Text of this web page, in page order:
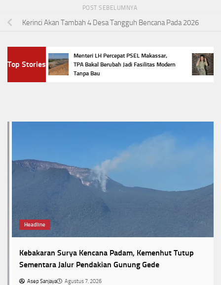
POST SEBELUMNYA
Kerinci Akan Tambah 4 Desa Tangguh Bencana Pada 2026
Top Stories
Menteri LH Percepat PSEL Makassar,
TPA Bakal Berubah Jadi Fasilitas Modern
Tanpa Bau
5
Headline
Kebakaran Surya Kencana Padam, Kemenhut Tutup
Sementara Jalur Pendakian Gunung Gede
Asep Sanjaya Agustus 7, 2026